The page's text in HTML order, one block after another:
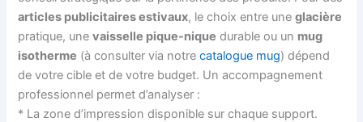
articles publicitaires estivaux, le choix entre uneglacière
pratique, unevaisselle pique-nique durable ou un mug
isotherme (à consulter via notrecatalogue mug) dépend
de votre cible et de votre budget. Un accompagnement
professionnel permet d’analyser :
* La zone d’impression disponible sur chaque support.